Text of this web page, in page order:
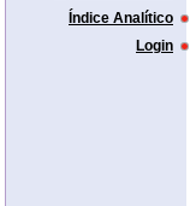
Índice Analítico
Login